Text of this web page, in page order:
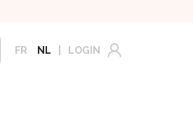
FR NL LOGIN